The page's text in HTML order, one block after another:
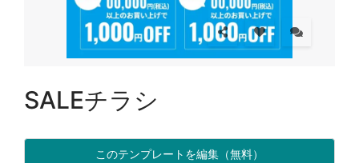
SALEチラシ
このテンプレートを編集（無料）